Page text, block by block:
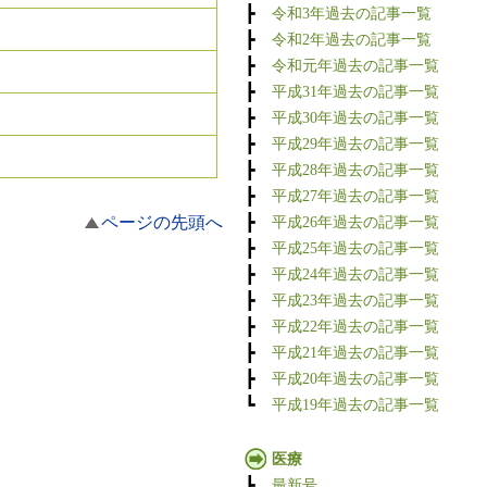
ページの先頭へ
┣ 令和3年過去の記事一覧
┣ 令和2年過去の記事一覧
┣ 令和元年過去の記事一覧
┣ 平成31年過去の記事一覧
┣ 平成30年過去の記事一覧
┣ 平成29年過去の記事一覧
┣ 平成28年過去の記事一覧
┣ 平成27年過去の記事一覧
┣ 平成26年過去の記事一覧
┣ 平成25年過去の記事一覧
┣ 平成24年過去の記事一覧
┣ 平成23年過去の記事一覧
┣ 平成22年過去の記事一覧
┣ 平成21年過去の記事一覧
┣ 平成20年過去の記事一覧
┗ 平成19年過去の記事一覧
医療